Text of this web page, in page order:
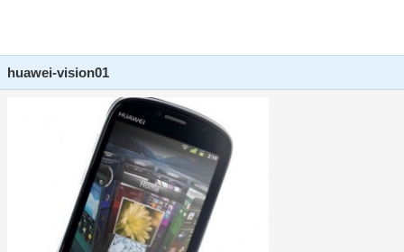
huawei-vision01